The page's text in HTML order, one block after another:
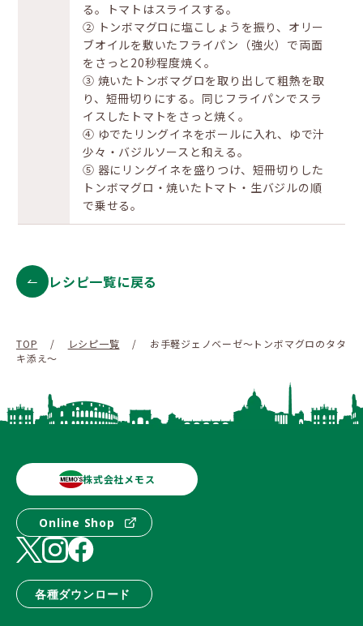
る。トマトはスライスする。
② トンボマグロに塩こしょうを振り、オリー
ブオイルを敷いたフライパン（強火）で両面
をさっと20秒程度焼く。
③ 焼いたトンボマグロを取り出して粗熱を取
り、短冊切りにする。同じフライパンでスラ
イスしたトマトをさっと焼く。
④ ゆでたリングイネをボールに入れ、ゆで汁
少々・バジルソースと和える。
⑤ 器にリングイネを盛りつけ、短冊切りした
トンボマグロ・焼いたトマト・生バジルの順
で乗せる。
レシピ一覧に戻る
TOP / レシピ一覧 /
お手軽ジェノベーゼ～トンボマグロのタタ
キ添え～
株式会社メモス
Online Shop
各種ダウンロード